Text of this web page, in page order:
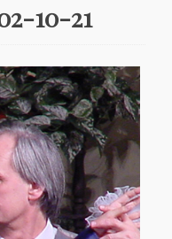
10-21